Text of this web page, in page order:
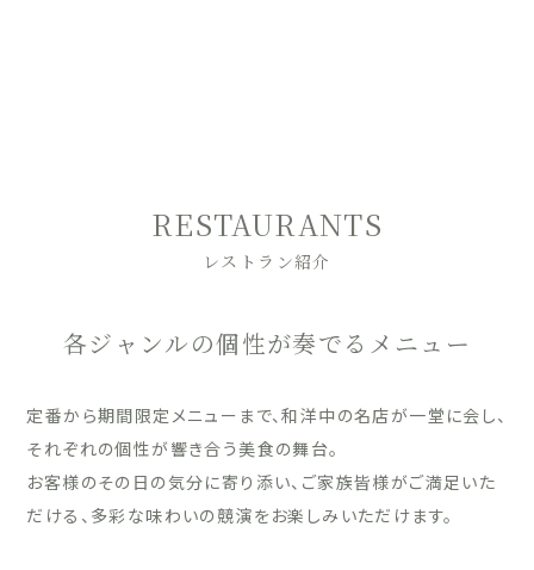
RESTAURANTS
レストラン紹介
各ジャンルの個性が奏でるメニュー
定番から期間限定メニューまで、和洋中の名店が一堂に会し、
それぞれの個性が響き合う美食の舞台。
お客様のその日の気分に寄り添い、ご家族皆様がご満足いた
だける、多彩な味わいの競演をお楽しみいただけます。